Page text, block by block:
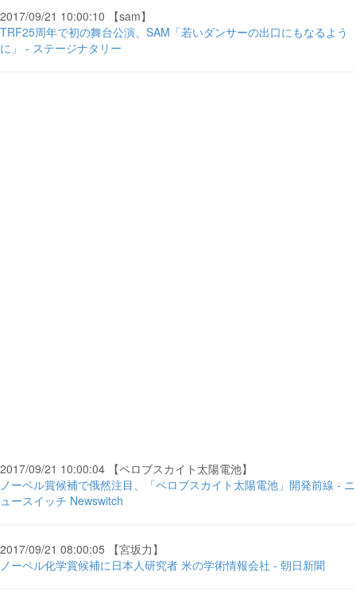
2017/09/21 10:00:10 【sam】
TRF25周年で初の舞台公演、SAM「若いダンサーの出口にもなるよう
に」 - ステージナタリー
2017/09/21 10:00:04 【ペロブスカイト太陽電池】
ノーベル賞候補で俄然注目、「ペロブスカイト太陽電池」開発前線 - ニ
ュースイッチ Newswitch
2017/09/21 08:00:05 【宮坂力】
ノーベル化学賞候補に日本人研究者 米の学術情報会社 - 朝日新聞